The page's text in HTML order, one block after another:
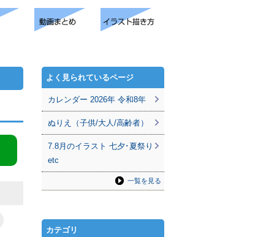
よく見られているページ
カレンダー 2026年 令和8年
ぬりえ（子供/大人/高齢者）
7.8月のイラスト 七夕･夏祭り
etc
一覧を見る
カテゴリ